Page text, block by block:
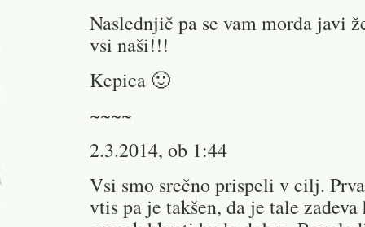
Naslednjič pa se vam morda javi
vsi naši!!!
Kepica 🙂
~~~~
2.3.2014, ob 1:44
Vsi smo srečno prispeli v cilj.
vtis pa je takšen, da je tale